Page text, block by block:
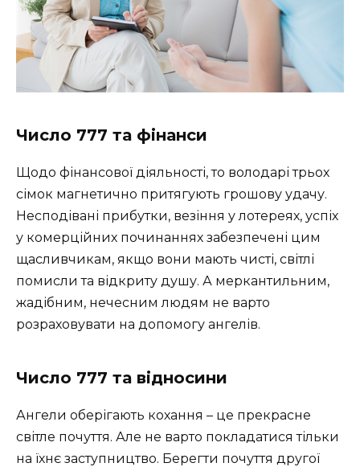
Число 777 та фінанси
Щодо фінансової діяльності, то володарі трьох
сімок магнетично притягують грошову удачу.
Несподівані прибутки, везіння у лотереях, успіх
у комерційних починаннях забезпечені цим
щасливчикам, якщо вони мають чисті, світлі
помисли та відкриту душу. А меркантильним,
жадібним, нечесним людям не варто
розраховувати на допомогу ангелів.
Число 777 та відносини
Ангели оберігають кохання – це прекрасне
світле почуття. Але не варто покладатися тільки
на їхнє заступництво. Берегти почуття другої